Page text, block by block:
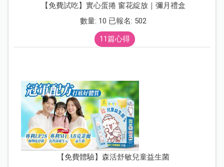
【免費試吃】實心蛋捲 窗花綻放｜彌月禮盒
數量: 10 已報名: 502
11篇心得
【免費體驗】森活舒敏兒童益生菌